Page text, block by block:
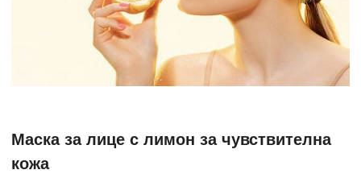
Маска за лице с лимон за чувствителна
кожа